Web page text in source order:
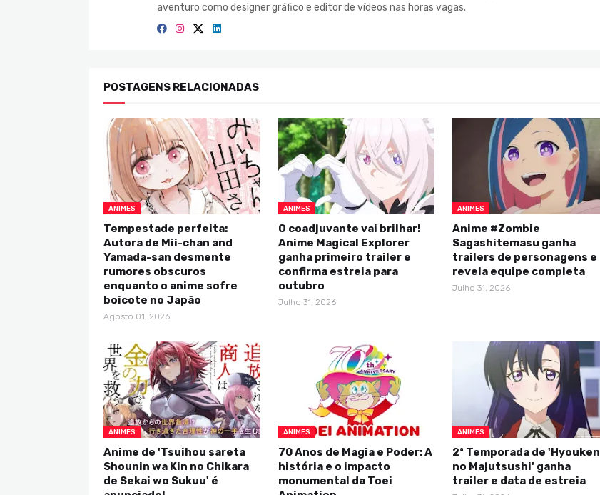
aventuro como designer gráfico e editor de vídeos nas horas vagas.
POSTAGENS RELACIONADAS
ANIMES
Tempestade perfeita:
Autora de Mii-chan and
Yamada-san desmente
rumores obscuros
enquanto o anime sofre
boicote no Japão
Agosto 01, 2026
ANIMES
O coadjuvante vai brilhar!
Anime Magical Explorer
ganha primeiro trailer e
confirma estreia para
outubro
Julho 31, 2026
ANIMES
Anime #Zombie
Sagashitemasu ganha
trailers de personagens e
revela equipe completa
Julho 31, 2026
ANIMES
Anime de 'Tsuihou sareta
Shounin wa Kin no Chikara
de Sekai wo Sukuu' é
ANIMES
70 Anos de Magia e Poder: A
história e o impacto
monumental da Toei
ANIMES
2ª Temporada de 'Hyouken
no Majutsushi' ganha
trailer e data de estreia